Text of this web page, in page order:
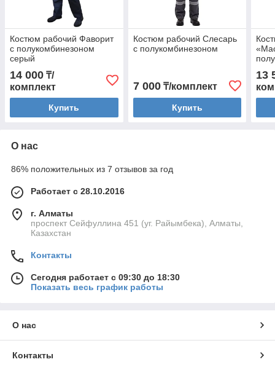
Костюм рабочий Фаворит
с полукомбинезоном
серый
14 000 ₸/
комплект
Купить
Костюм рабочий Слесарь
с полукомбинезоном
7 000₸/комплект
Купить
13
О нас
86% положительных из 7 отзывов за год
Работает с 28.10.2016
г. Алматы
проспект Сейфуллина 451 (уг. Райымбека), Алматы,
Казахстан
Контакты
Сегодня работает с 09:30 до 18:30
Показать весь график работы
О нас
Контакты